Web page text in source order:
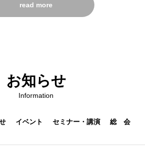
read more
お知らせ
Information
イベント セミナー・講演 総 会